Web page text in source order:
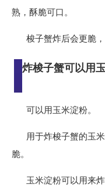
熟，酥脆可口。
梭子蟹炸后会更脆
炸梭子蟹可以用
可以用玉米淀粉。
用于炸梭子蟹的玉
脆。
玉米淀粉可以用来